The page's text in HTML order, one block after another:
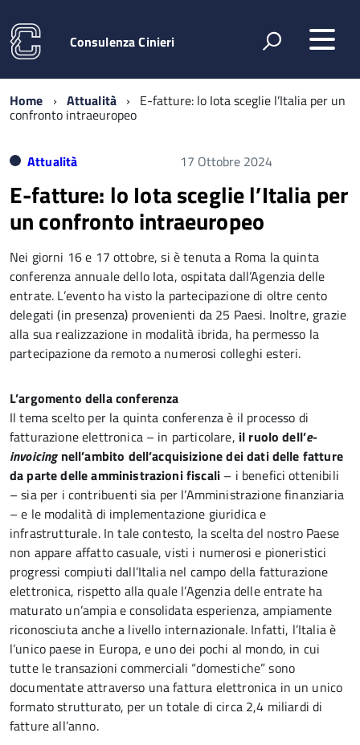
Consulenza Cinieri
Home Attualità E-fatture: lo Iota sceglie l’Italia per un
confronto intraeuropeo
Attualità 17 Ottobre 2024
E-fatture: lo Iota sceglie l’Italia per
un confronto intraeuropeo
Nei giorni 16 e 17 ottobre, si è tenuta a Roma la quinta
conferenza annuale dello Iota, ospitata dall’Agenzia delle
entrate. L’evento ha visto la partecipazione di oltre cento
delegati (in presenza) provenienti da 25 Paesi. Inoltre, grazie
alla sua realizzazione in modalità ibrida, ha permesso la
partecipazione da remoto a numerosi colleghi esteri.
L’argomento della conferenza
Il tema scelto per la quinta conferenza è il processo di
fatturazione elettronica – in particolare, il ruolo dell’e-
invoicingnell’ambito dell’acquisizione dei dati delle fatture
da parte delle amministrazioni fiscali – i benefici ottenibili
– sia per i contribuenti sia per l’Amministrazione finanziaria
– e le modalità di implementazione giuridica e
infrastrutturale. In tale contesto, la scelta del nostro Paese
non appare affatto casuale, visti i numerosi e pioneristici
progressi compiuti dall’Italia nel campo della fatturazione
elettronica, rispetto alla quale l’Agenzia delle entrate ha
maturato un’ampia e consolidata esperienza, ampiamente
riconosciuta anche a livello internazionale. Infatti, l’Italia è
l’unico paese in Europa, e uno dei pochi al mondo, in cui
tutte le transazioni commerciali “domestiche” sono
documentate attraverso una fattura elettronica in un unico
formato strutturato, per un totale di circa 2,4 miliardi di
fatture all’anno.